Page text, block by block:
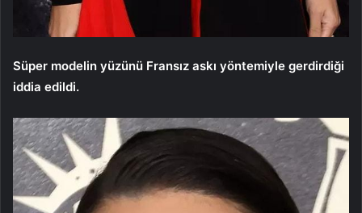
Süper modelin yüzünü Fransız askı yöntemiyle gerdirdiği
iddia edildi.